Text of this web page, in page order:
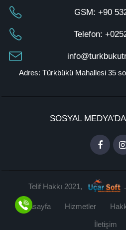
GSM: +90
Telefon:
Adres: Türkbükü Mahallesi 35
SOSYAL
Telif Hakkı 2021,
Anasayfa Hizmetler
İletişim